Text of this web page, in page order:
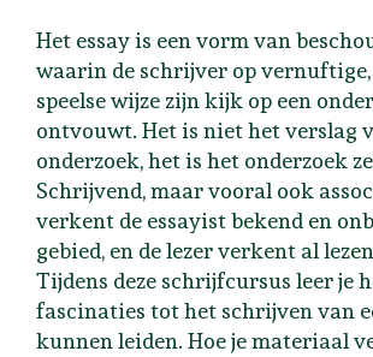
Het essay is een vorm van
waarin de schrijver op
speelse wijze zijn kijk op een
ontvouwt. Het is niet het verslag
onderzoek, het is het onderzoek
Schrijvend, maar vooral ook
verkent de essayist bekend en
gebied, en de lezer verkent al
Tijdens deze schrijfcursus leer je
fascinaties tot het schrijven van
kunnen leiden. Hoe je materiaal